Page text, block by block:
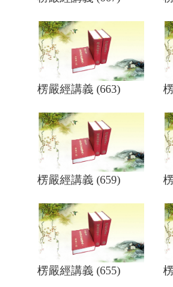
楞嚴經講義 (663)
楞嚴經講義 (659)
楞嚴經講義 (655)